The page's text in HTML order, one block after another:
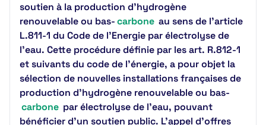
soutien à la production d’hydrogène
renouvelable ou bas-carbone au sens de l’article
L.811-1 du Code de l’Energie par électrolyse de
l’eau. Cette procédure définie par les art. R.812-1
et suivants du code de l’énergie, a pour objet la
sélection de nouvelles installations françaises de
production d’hydrogène renouvelable ou bas-
carbone par électrolyse de l'eau, pouvant
bénéficier d’un soutien public. L'appel d'offres